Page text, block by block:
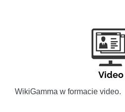
Video
WikiGamma w formacie video.